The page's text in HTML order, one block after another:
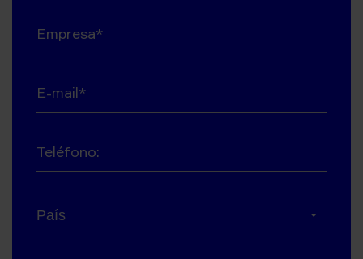
Empresa*
E-mail*
Teléfono:
País*
País